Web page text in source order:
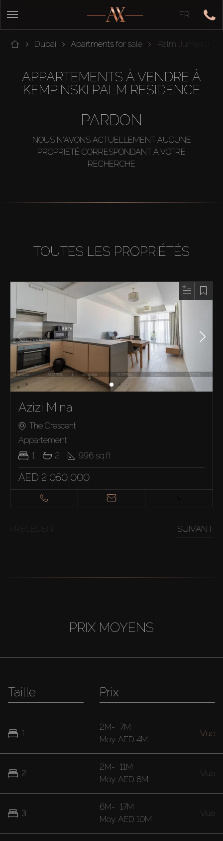
FR
Dubai Apartments for sale Palm Jumeirah
APPARTEMENTS À VENDRE À
KEMPINSKI PALM RESIDENCE
PARDON
NOUS N'AVONS ACTUELLEMENT AUCUNE
PROPRIÉTÉ CORRESPONDANT À VOTRE
RECHERCHE
TOUTES LES PROPRIÉTÉS
Azizi Mina
The Crescent
Appartement
1
2 996 sq.ft
AED 2,050,000
SUIVANT
PRIX MOYENS
Taille
1
2
3
Prix
2M- 7M
Moy. AED 4M
Vue
2M- 11M
Moy. AED 6M
Vue
6M- 17M
Moy. AED 10M
Vue